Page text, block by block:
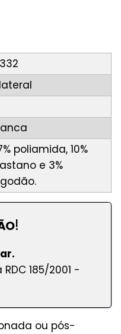
poliamida, 10%
e 3%
!
185/2001 -
ou pós-